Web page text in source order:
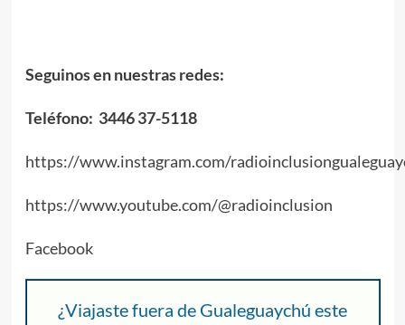
Seguinos en nuestras redes:
Teléfono: 3446 37-5118
https://www.instagram.com/
https://www.youtube.com/@radioinclusion
Facebook
¿Viajaste fuera de Gualeguaychú este